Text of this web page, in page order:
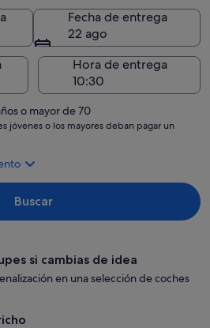
Fecha de entrega
22 ago
Hora de entrega
o mayor de 70
jóvenes o los mayores deban pagar un
Buscar
si cambias de idea
en una selección de coches